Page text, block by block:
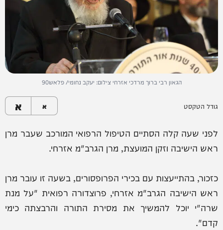
הגאון רבי ברוך מרדכי אזרחי צילום: יעקב נחומי/ פלאש90
גודל הטקסט א א
לפני שעה קלה הסתיים הטיפול הרפואי המורכב שעבר מרן
ראש הישיבה וזקן המועצת, מרן הגרב"מ אזרחי.
כזכור, בהתייעצות עם בכירי הפרופסורים, בשעה זו עובר מרן
ראש הישיבה הגרב"מ אזרחי, פרוצדורה רפואית "על מנת
שרה"י יוכל להמשיך את מסירת התורה והרבצתה כימי
קדם".